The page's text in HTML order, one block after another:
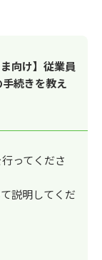
向け】従業員
続きを教え
ってくださ
説明してくだ